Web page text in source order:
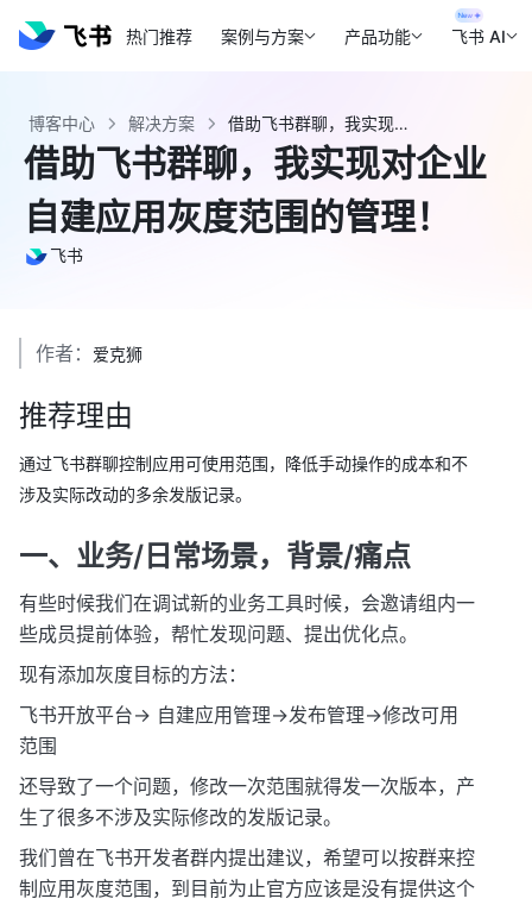
热门推荐 案例与方案 产品功能 飞书 AI
博客中心 解决方案 借助飞书群聊，我实现对企业自建应用灰度范围的管理！ - 飞书官网
借助飞书群聊，我实现对企业
自建应用灰度范围的管理！
飞书
作者： 爱克狮
推荐理由
通过飞书群聊控制应用可使用范围，降低手动操作的成本和不
涉及实际改动的多余发版记录。
一、业务/日常场景，背景/痛点
有些时候我们在调试新的业务工具时候，会邀请组内一
些成员提前体验，帮忙发现问题、提出优化点。
现有添加灰度目标的方法：
飞书开放平台-> 自建应用管理->发布管理->修改可用
范围
还导致了一个问题，修改一次范围就得发一次版本，产
生了很多不涉及实际修改的发版记录。
我们曾在飞书开发者群内提出建议，希望可以按群来控
制应用灰度范围，到目前为止官方应该是没有提供这个